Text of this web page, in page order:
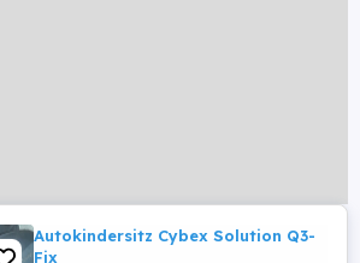
Autokindersitz Cybex Solution Q3-
Fix